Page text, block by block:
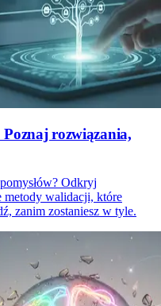
Poznaj rozwiązania,
Odkryj
metody walidacji, które
zanim zostaniesz w tyle.